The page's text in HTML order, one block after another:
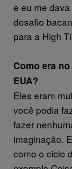
e eu me
desafio
para a High
Como era
EUA?
Eles eram
você podia
fazer
imaginação.
como o ciclo